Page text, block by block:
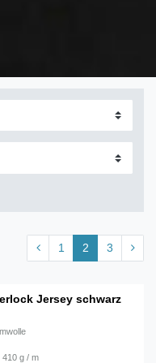
1 2 3
Jersey schwarz
410 g / m